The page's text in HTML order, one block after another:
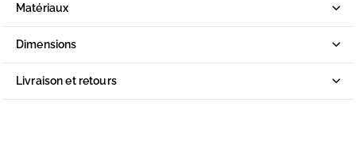
Matériaux
Dimensions
Livraison et retours